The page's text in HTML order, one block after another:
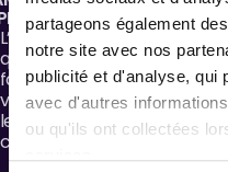
partageons également
notre site avec nos
publicité et d'analyse, qui
avec d'autres
ou qu'ils ont collectées
L’équipe
qui
fait
vivre
le
campus